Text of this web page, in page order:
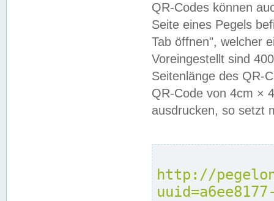
QR-Codes können
Seite eines Pegels
Tab öffnen", welcher
Voreingestellt sind
Seitenlänge des QR-
QR-Code von 4cm ×
ausdrucken, so setzt
http://